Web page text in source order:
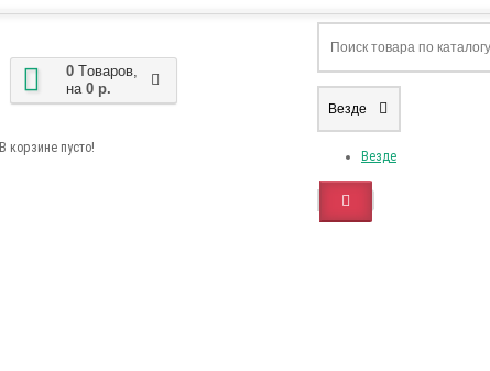
0 Tоваров,
на 0 р.
В корзине пусто!
Везде
Везде